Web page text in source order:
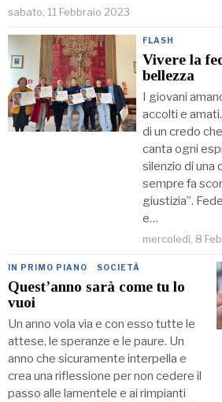
sabato, 11 Febbraio 2023
FLASH
Vivere la
bellezza
I giovani
accolti e
di un credo
canta ogni
silenzio di una
sempre fa
giustizia”.
e…
mercoledì, 8
IN PRIMO PIANO · SOCIETÀ
Quest’anno sarà come tu lo
vuoi
Un anno vola via e con esso tutte le
attese, le speranze e le paure. Un
anno che sicuramente interpella e
crea una riflessione per non cedere il
passo alle lamentele e ai rimpianti